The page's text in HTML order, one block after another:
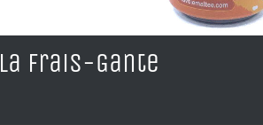
La Frais-Gante